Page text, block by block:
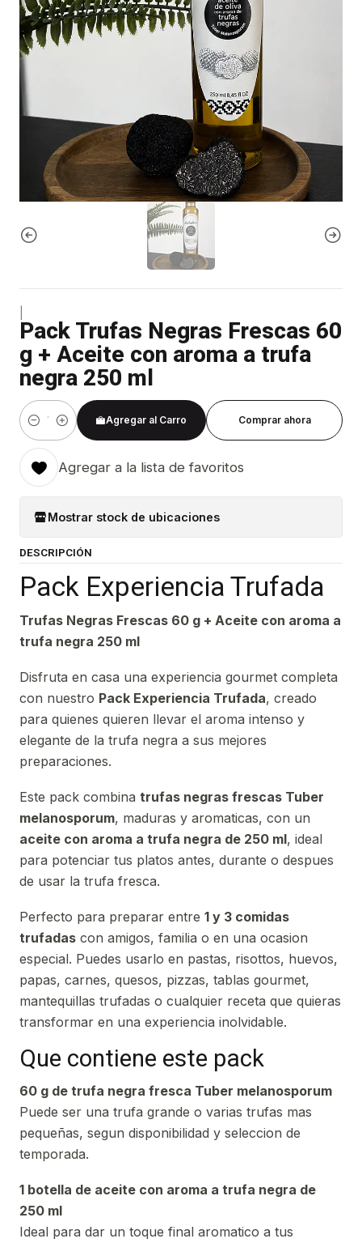
Pack Trufas Negras Frescas 60
g + Aceite con aroma a trufa
negra 250 ml
Cantidad
Agregar al Carro Comprar ahora
Agregar a la lista de favoritos
Mostrar stock de ubicaciones
DESCRIPCIÓN
Pack Experiencia Trufada
Trufas Negras Frescas 60 g + Aceite con aroma a
trufa negra 250 ml
Disfruta en casa una experiencia gourmet completa
con nuestro Pack Experiencia Trufada, creado
para quienes quieren llevar el aroma intenso y
elegante de la trufa negra a sus mejores
preparaciones.
Este pack combina trufas negras frescas Tuber
melanosporum, maduras y aromaticas, con un
aceite con aroma a trufa negra de 250 ml, ideal
para potenciar tus platos antes, durante o despues
de usar la trufa fresca.
Perfecto para preparar entre 1 y 3 comidas
trufadas con amigos, familia o en una ocasion
especial. Puedes usarlo en pastas, risottos, huevos,
papas, carnes, quesos, pizzas, tablas gourmet,
mantequillas trufadas o cualquier receta que quieras
transformar en una experiencia inolvidable.
Que contiene este pack
60 g de trufa negra fresca Tuber melanosporum
Puede ser una trufa grande o varias trufas mas
pequeñas, segun disponibilidad y seleccion de
temporada.
1 botella de aceite con aroma a trufa negra de
250 ml
Ideal para dar un toque final aromatico a tus